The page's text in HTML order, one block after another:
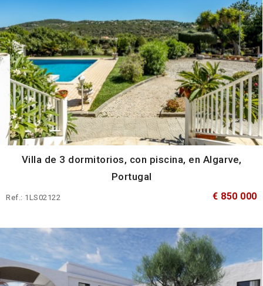
Villa de 3 dormitorios, con piscina, en Algarve,
Portugal
Ref.: 1LS02122 € 850 000